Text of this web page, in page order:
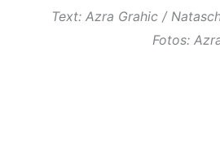
Text: Azra Grahic /
Fotos: